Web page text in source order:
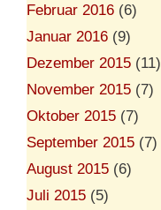
Februar 2016 (6)
Januar 2016 (9)
Dezember 2015 (11)
November 2015 (7)
Oktober 2015 (7)
September 2015 (7)
August 2015 (6)
Juli 2015 (5)